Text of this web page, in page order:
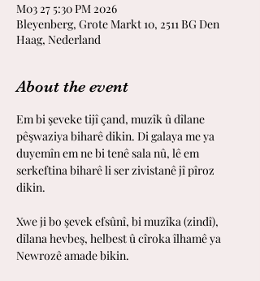
2026 M03 27 5:30 PM
Bleyenberg, Grote Markt 10, 2511 BG Den
Haag, Nederland
About the event
Em bi şeveke tijî çand, muzîk û dîlane
pêşwaziya biharê dikin. Di galaya me ya
duyemîn em ne bi tenê sala nû, lê em
serkeftina biharê li ser zivistanê jî pîroz
dikin.
Xwe ji bo şevek efsûnî, bi muzîka (zindî),
dîlana hevbeş, helbest û cîroka îlhamê ya
Newrozê amade bikin.